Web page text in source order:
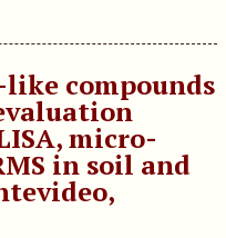
compounds
micro-
in soil and